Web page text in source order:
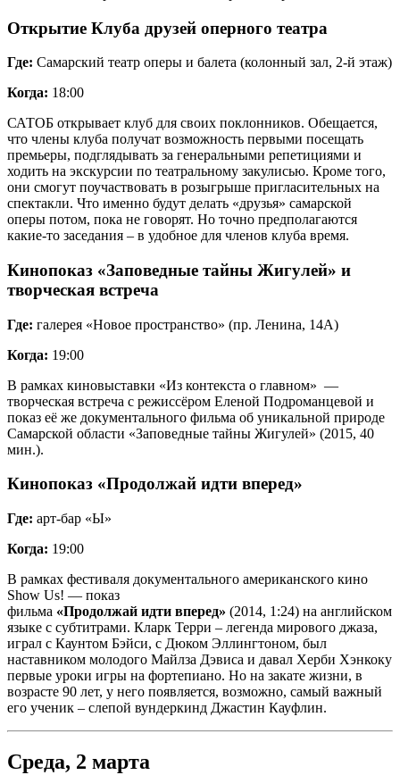
Открытие Клуба друзей оперного театра
Где: Самарский театр оперы и балета (колонный зал, 2-й этаж)
Когда: 18:00
САТОБ открывает клуб для своих поклонников. Обещается,
что члены клуба получат возможность первыми посещать
премьеры, подглядывать за генеральными репетициями и
ходить на экскурсии по театральному закулисью. Кроме того,
они смогут поучаствовать в розыгрыше пригласительных на
спектакли. Что именно будут делать «друзья» самарской
оперы потом, пока не говорят. Но точно предполагаются
какие-то заседания – в удобное для членов клуба время.
Кинопоказ «Заповедные тайны Жигулей» и
творческая встреча
Где: галерея «Новое пространство» (пр. Ленина, 14А)
Когда: 19:00
В рамках киновыставки «Из контекста о главном» —
творческая встреча с режиссёром Еленой Подроманцевой и
показ её же документального фильма об уникальной природе
Самарской области «Заповедные тайны Жигулей» (2015, 40
мин.).
Кинопоказ «Продолжай идти вперед»
Где: арт-бар «Ы»
Когда: 19:00
В рамках фестиваля документального американского кино
Show Us! — показ
фильма «Продолжай идти вперед» (2014, 1:24) на английском
языке с субтитрами. Кларк Терри – легенда мирового джаза,
играл с Каунтом Бэйси, с Дюком Эллингтоном, был
наставником молодого Майлза Дэвиса и давал Херби Хэнкоку
первые уроки игры на фортепиано. Но на закате жизни, в
возрасте 90 лет, у него появляется, возможно, самый важный
его ученик – слепой вундеркинд Джастин Кауфлин.
Среда, 2 марта